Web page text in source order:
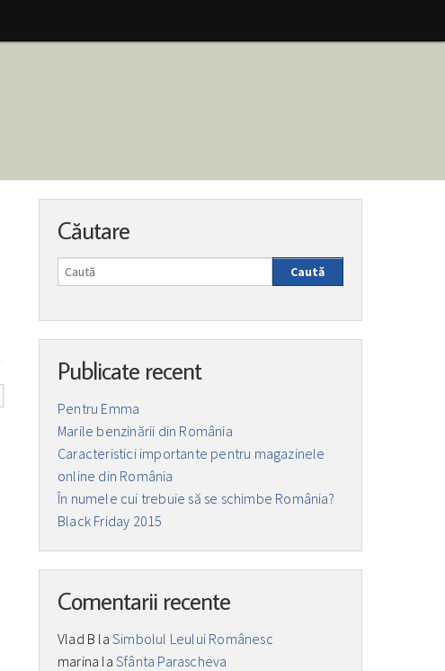
Căutare
Caută
Publicate recent
Pentru Emma
Marile benzinării din România
Caracteristici importante pentru magazinele
online din România
În numele cui trebuie să se schimbe România?
Black Friday 2015
Comentarii recente
Vlad B laSimbolul Leului Românesc
marina laSfânta Parascheva